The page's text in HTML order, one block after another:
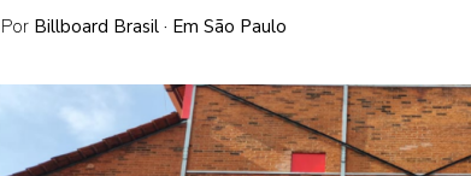
Por Billboard Brasil · Em São Paulo